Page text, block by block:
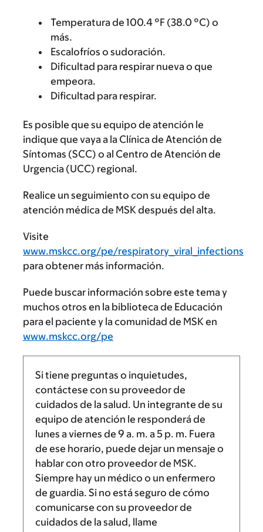
Temperatura de 100.4 °F (38.0 °C) o
más.
Escalofríos o sudoración.
Dificultad para respirar nueva o que
empeora.
Dificultad para respirar.
Es posible que su equipo de atención le
indique que vaya a la Clínica de Atención de
Síntomas (SCC) o al Centro de Atención de
Urgencia (UCC) regional.
Realice un seguimiento con su equipo de
atención médica de MSK después del alta.
Visite
www.mskcc.org/pe/respiratory_viral_infections
para obtener más información.
Puede buscar información sobre este tema y
muchos otros en la biblioteca de Educación
para el paciente y la comunidad de MSK en
www.mskcc.org/pe
Si tiene preguntas o inquietudes,
contáctese con su proveedor de
cuidados de la salud. Un integrante de su
equipo de atención le responderá de
lunes a viernes de 9 a. m. a5 p. m. Fuera
de ese horario, puede dejar un mensaje o
hablar con otro proveedor de MSK.
Siempre hay un médico o un enfermero
de guardia. Si no está seguro de cómo
comunicarse con su proveedor de
cuidados de la salud, llame